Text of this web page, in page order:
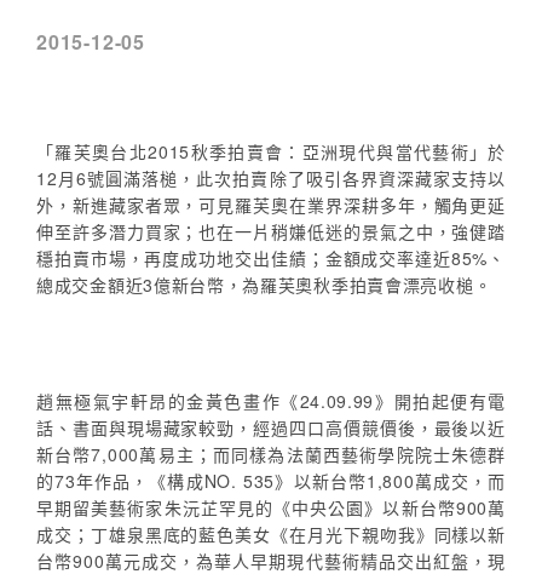
2015-12-05
「羅芙奧台北2015秋季拍賣會：亞洲現代與當代藝術」於
12月6號圓滿落槌，此次拍賣除了吸引各界資深藏家支持以
外，新進藏家者眾，可見羅芙奧在業界深耕多年，觸角更延
伸至許多潛力買家；也在一片稍嫌低迷的景氣之中，強健踏
穩拍賣市場，再度成功地交出佳績；金額成交率達近85%、
總成交金額近3億新台幣，為羅芙奧秋季拍賣會漂亮收槌。
趙無極氣宇軒昂的金黃色畫作《24.09.99》開拍起便有電
話、書面與現場藏家較勁，經過四口高價競價後，最後以近
新台幣7,000萬易主；而同樣為法蘭西藝術學院院士朱德群
的73年作品，《構成NO. 535》以新台幣1,800萬成交，而
早期留美藝術家朱沅芷罕見的《中央公園》以新台幣900萬
成交；丁雄泉黑底的藍色美女《在月光下親吻我》同樣以新
台幣900萬元成交，為華人早期現代藝術精品交出紅盤，現